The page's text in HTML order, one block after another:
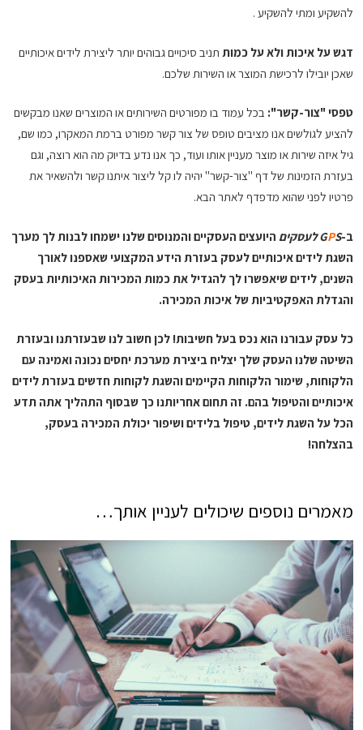
להשקיע ומתי להשקיע .
דגש על איכות ולא על כמות תניב סיכויים גבוהים יותר ליצירת לידים איכותיים
שאכן יובילו לרכישת המוצר או השירות שלכם.
טפסי "צור-קשר": בכל עמוד בו מפורטים השירותים או המוצרים שאנו מבקשים
להציע לגולשים אנו מציבים טופס של צור קשר מפורט ברמת המאקרו, כמו שם,
גיל איזה שירות או מוצר מעניין אותו ועוד, כך אנו נדע בדיוק מה הוא רוצה, וגם
בעזרת הזמינות של דף "צור-קשר" יהיה לו קל ליצור איתנו קשר ולהשאיר את
פרטיו לפני שהוא מדפדף לאתר הבא.
ב- GPS לעסקים
היועצים העסקיים והמנוסים שלנו ישמחו לבנות לך מערך
השגת לידים איכותיים לעסק בעזרת הידע המקצועי שאספנו לאורך
השנים, לידים שיאפשרו לך להגדיל את כמות המכירות האיכותיות בעסק
והגדלת האפקטיביות של איכות המכירה.
כל עסק עבורנו הוא נכס בעל חשיבות! לכן חשוב לנו שבעזרתנו ובעזרת
השיטה שלנו העסק שלך יצליח ביצירת מערכת יחסים נכונה ואמינה עם
הלקוחות, שימור הלקוחות הקיימים והשגת לקוחות חדשים בעזרת לידים
איכותיים והטיפול בהם. זה תחום אחריותנו כך שבסוף התהליך אתה תדע
הכל על השגת לידים, טיפול בלידים ושיפור יכולת המכירה בעסק,
בהצלחה!
מאמרים נוספים שיכולים לעניין אותך…